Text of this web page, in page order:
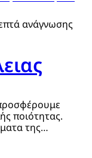
ανάγνωσης
ποιότητας.
της